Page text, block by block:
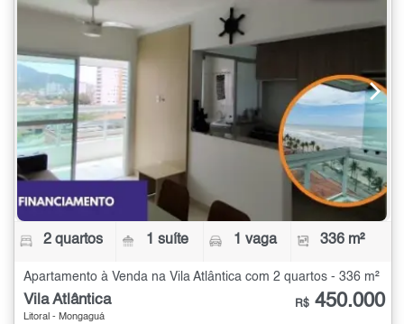
2 quartos 1 suíte 1 vaga 336 m²
Apartamento à Venda na Vila Atlântica com 2 quartos - 336 m²
Vila Atlântica
Litoral - Mongaguá
R$ 450.000